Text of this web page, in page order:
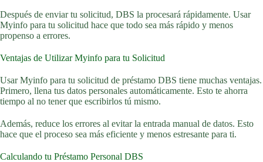
Después de enviar tu solicitud, DBS la procesará rápidamente. Usar
Myinfo para tu solicitud hace que todo sea más rápido y menos
propenso a errores.
Ventajas de Utilizar Myinfo para tu Solicitud
Usar Myinfo para tu solicitud de préstamo DBS tiene muchas ventajas.
Primero, llena tus datos personales automáticamente. Esto te ahorra
tiempo al no tener que escribirlos tú mismo.
Además, reduce los errores al evitar la entrada manual de datos. Esto
hace que el proceso sea más eficiente y menos estresante para ti.
Calculando tu Préstamo Personal DBS